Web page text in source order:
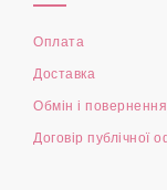
Оплата
Доставка
Обмін і повернення
Договір публічної